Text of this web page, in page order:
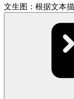
文生图：根据文本